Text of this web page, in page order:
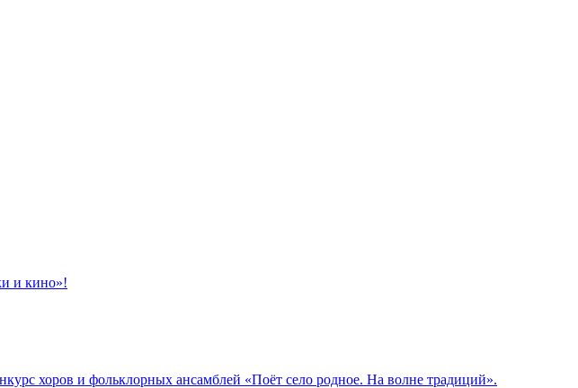
и кино»!
хоров и фольклорных ансамблей «Поёт село родное. На волне традиций».